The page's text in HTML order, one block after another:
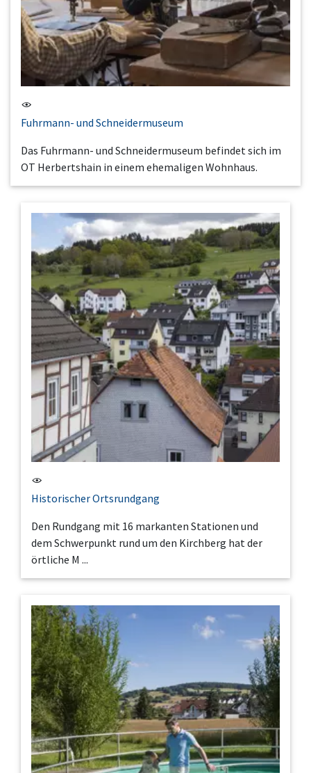
Fuhrmann- und Schneidermuseum
Das Fuhrmann- und Schneidermuseum befindet sich im
OT Herbertshain in einem ehemaligen Wohnhaus.
Historischer Ortsrundgang
Den Rundgang mit 16 markanten Stationen und
dem Schwerpunkt rund um den Kirchberg hat der
örtliche M ...